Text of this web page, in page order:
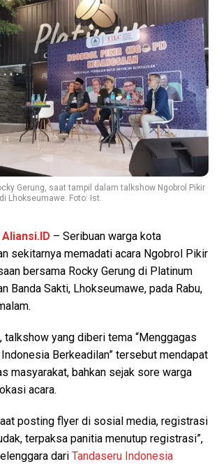
Gerung, saat tampil dalam talkshow Ngobrol Pikir
Lhokseumawe. Foto: Ist.
Aliansi.ID – Seribuan warga kota
sekitarnya memadati acara Ngobrol Pikir
bersama Rocky Gerung di Platinum
Banda Sakti, Lhokseumawe, pada Rabu,
talkshow yang diberi tema “Menggagas
Indonesia Berkeadilan” tersebut mendapat
masyarakat, bahkan sejak sore warga
acara.
posting flyer di sosial media, registrasi
terpaksa panitia menutup registrasi”,
dari Tandaseru Indonesia